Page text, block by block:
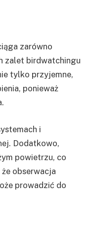
zarówno
zalet birdwatchingu
tylko przyjemne,
ponieważ
i
Dodatkowo,
powietrzu, co
obserwacja
prowadzić do